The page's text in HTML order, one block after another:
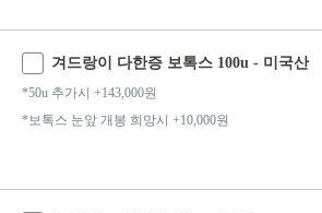
겨드랑이 다한증 보톡스 100u - 미국산
*50u 추가시 +143,000원
*보톡스 눈앞 개봉 희망시 +10,000원